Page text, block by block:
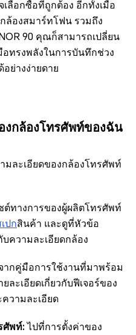
ลือกซื้อที่ถูกต้อง อีกทั้งเมื่อ
องสมาร์ทโฟน รวมถึง
90 คุณก็สามารถเปลี่ยน
ทรงพลังในการบันทึกช่วง
ย่างง่ายดาย
งกล้องโทรศัพท์ของฉัน
มละเอียดของกล้องโทรศัพท์
ต์ทางการของผู้ผลิตโทรศัพท์
ปกสินค้า และดูที่หัวข้อ
ความละเอียดกล้อง
ากคู่มือการใช้งานที่มาพร้อม
ะเอียดเกี่ยวกับฟีเจอร์ของ
วามละเอียด
ศัพท์: ไปที่การตั้งค่าของ